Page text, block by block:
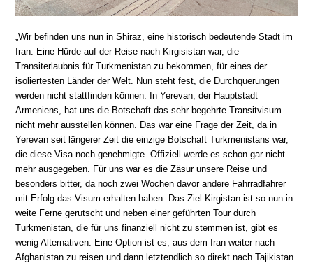
„Wir befinden uns nun in Shiraz, eine historisch bedeutende Stadt im
Iran. Eine Hürde auf der Reise nach Kirgisistan war, die
Transiterlaubnis für Turkmenistan zu bekommen, für eines der
isoliertesten Länder der Welt. Nun steht fest, die Durchquerungen
werden nicht stattfinden können. In Yerevan, der Hauptstadt
Armeniens, hat uns die Botschaft das sehr begehrte Transitvisum
nicht mehr ausstellen können. Das war eine Frage der Zeit, da in
Yerevan seit längerer Zeit die einzige Botschaft Turkmenistans war,
die diese Visa noch genehmigte. Offiziell werde es schon gar nicht
mehr ausgegeben. Für uns war es die Zäsur unsere Reise und
besonders bitter, da noch zwei Wochen davor andere Fahrradfahrer
mit Erfolg das Visum erhalten haben. Das Ziel Kirgistan ist so nun in
weite Ferne gerutscht und neben einer geführten Tour durch
Turkmenistan, die für uns finanziell nicht zu stemmen ist, gibt es
wenig Alternativen. Eine Option ist es, aus dem Iran weiter nach
Afghanistan zu reisen und dann letztendlich so direkt nach Tajikistan